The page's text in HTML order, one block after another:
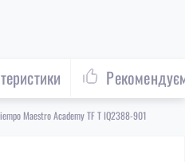
Maestro Academy TF T IQ2388-901